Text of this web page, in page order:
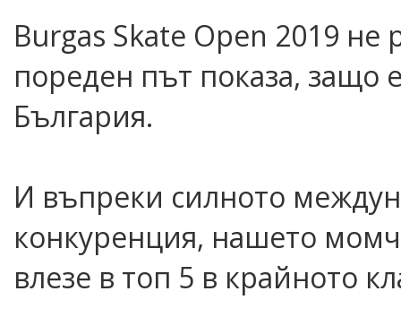
Burgas Skate Open 2019 не
пореден път показа, защо
България.
И въпреки силното
конкуренция, нашето
влезе в топ 5 в крайното